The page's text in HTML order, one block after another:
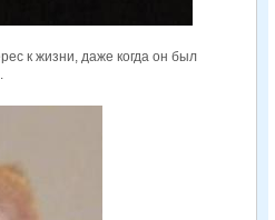
к жизни, даже когда он был